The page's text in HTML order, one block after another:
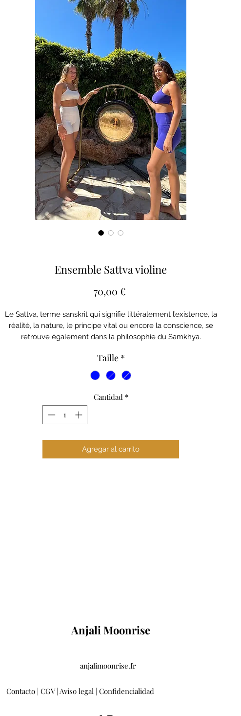
Ensemble Sattva violine
70,00 €Precio
Le Sattva, terme sanskrit qui signifie littéralement l’existence, la
réalité, la nature, le principe vital ou encore la conscience, se
retrouve également dans la philosophie du Samkhya.
(qualité) de la nature.
Les 3 gunas sont :
- Sattva : la connaissance, la pureté, l’harmonie
- Rajas : l’action, la passion
- Tamas : l’inertie, l’ignorance
Pour ne faire qu’un avec vous cet ensemble a été créé.
La brassière est croisée en 2 points sans appuis sur les cervicales ou
le dos , elle offre un joli maintien et un toucher soyeux peau de
pêche , idéale aussi sous une robe dos nu ✨
Le short est celui que vous aimez tant de l’ensemble LAKSHMI,
Taille *
Cantidad *
Agregar al carrito
Anjali Moonrise
anjalimoonrise.fr
Contacto CGV| Aviso legal Confidencialidad